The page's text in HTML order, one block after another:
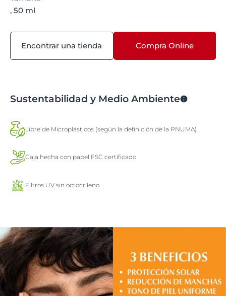
, 50 ml
Encontrar una tienda Compra Online
Sustentabilidad y Medio Ambiente
Libre de Microplásticos (según la definición de la PNUMA)
Caja hecha con papel FSC certificado
Filtros UV sin octocrileno